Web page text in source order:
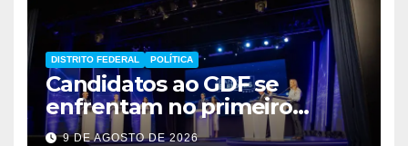
DISTRITO FEDERAL POLÍTICA
Candidatos ao GDF se
enfrentam no primeiro
debate de 2026
9 DE AGOSTO DE 2026